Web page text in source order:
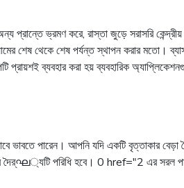
ভ্রমণ করে, রাস্তা জুড়ে সরাসরি কেন্দ্রীয়
শেষ থেকে শেষ পর্যন্ত স্থাপন করার মতো।
ব্যবহার করা হয় ব্যবহারিক
ভাবতে পারেন। আপনি যদি একটি বৃত্তাকার
পরিধি হবে। 0 href="2 এর সরল